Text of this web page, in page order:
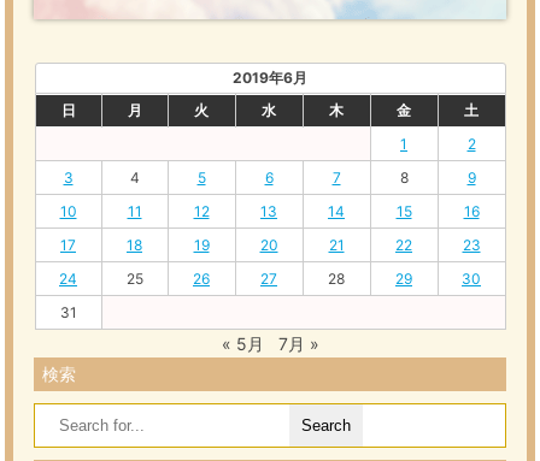
2019年6月
日
月 火 水 木 金
土
1
2
3
4 5 6 7 8
9
10
11 12 13 14 15
16
17
18 19 20 21 22
23
24
25 26 27 28 29
30
31
« 5月
7月 »
検索
Search
for: